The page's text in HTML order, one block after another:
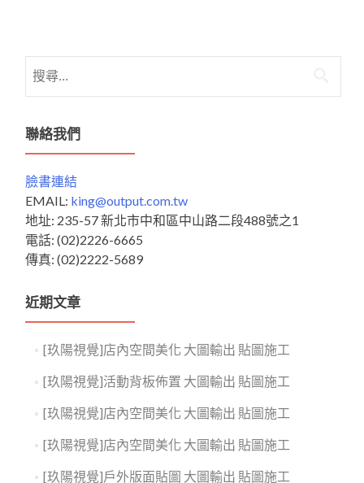
尋
鍵
字:
聯絡我們
臉書連結
EMAIL: king@output.com.tw
地址: 235-57 新北市中和區中山路二段488號之1
電話: (02)2226-6665
傳真: (02)2222-5689
近期文章
[玖陽視覺]店內空間美化 大圖輸出 貼圖施工
[玖陽視覺]活動背板佈置 大圖輸出 貼圖施工
[玖陽視覺]店內空間美化 大圖輸出 貼圖施工
[玖陽視覺]店內空間美化 大圖輸出 貼圖施工
[玖陽視覺]戶外版面貼圖 大圖輸出 貼圖施工